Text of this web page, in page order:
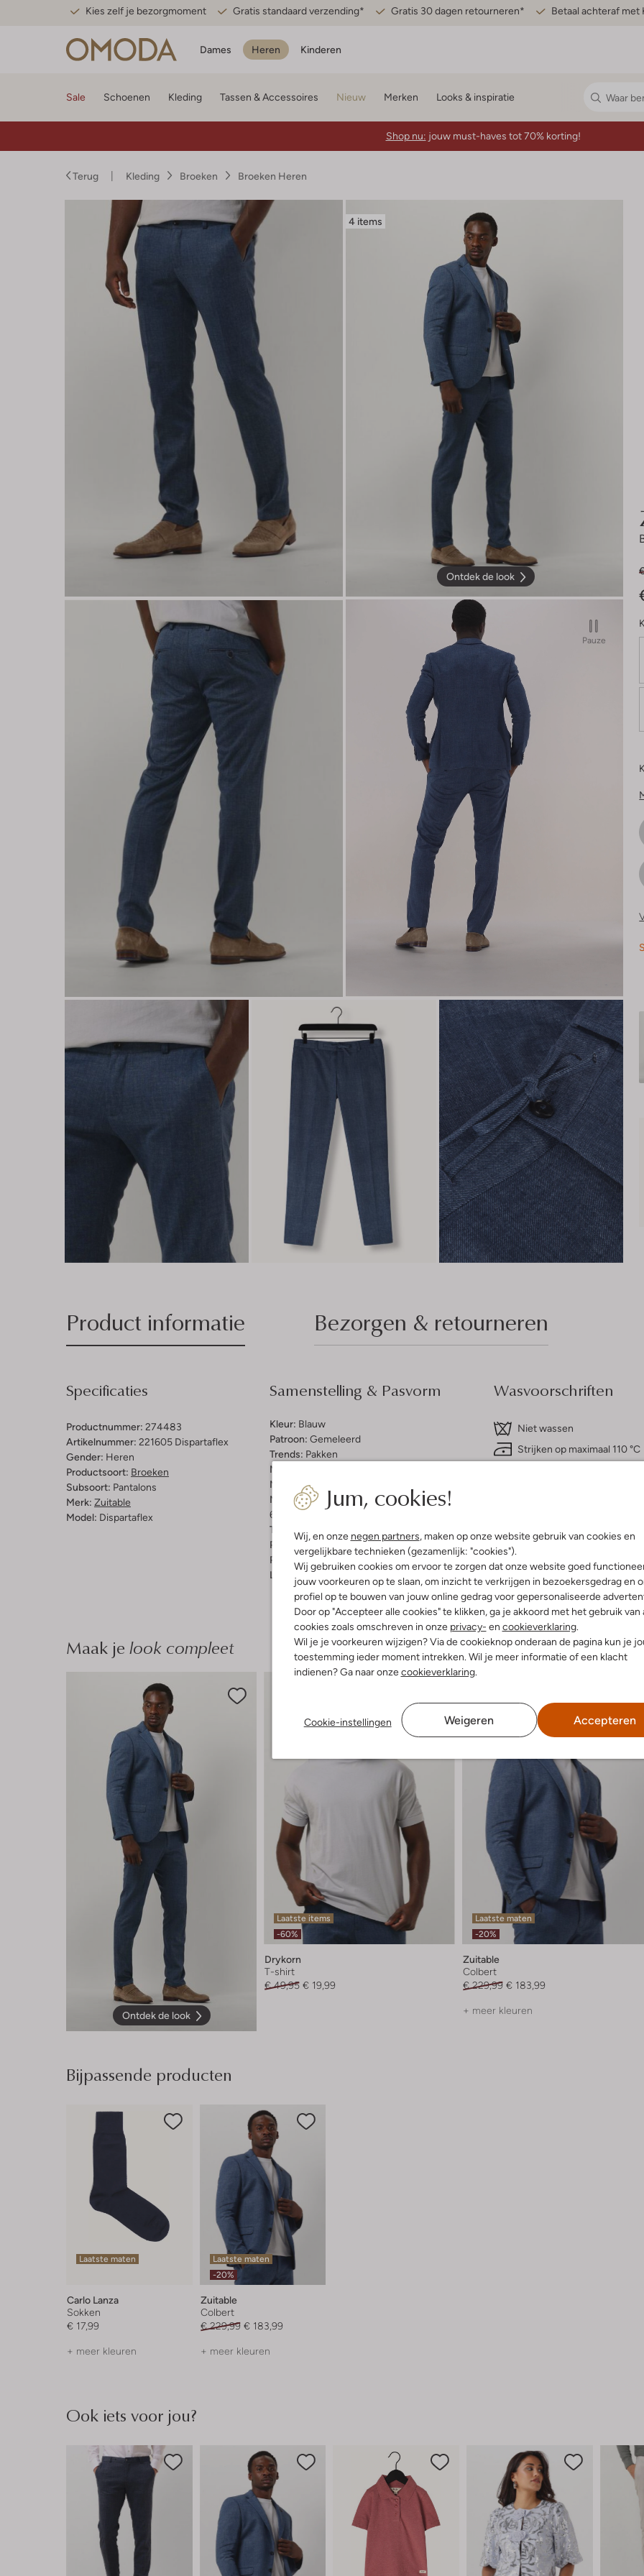
Kies zelf je bezorgmoment Gratis standaard verzending* Gratis 30 dagen retourneren* Betaal achteraf met
Dames Heren Kinderen
Jum, cookies!
Wij, en onze negen partners, maken op onze website gebruik van cookies en
vergelijkbare technieken (gezamenlijk: "cookies").
Wij gebruiken cookies om ervoor te zorgen dat onze website goed
jouw voorkeuren op te slaan, om inzicht te verkrijgen in bezoekersgedrag en
profiel op te bouwen van jouw online gedrag voor gepersonaliseerde
Door op "Accepteer alle cookies" te klikken, ga je akkoord met het gebruik van
cookies zoals omschreven in onze privacy- en cookieverklaring.
Wil je je voorkeuren wijzigen? Via de cookieknop onderaan de pagina kun je
toestemming ieder moment intrekken. Wil je meer informatie of een klacht
indienen? Ga naar onzecookieverklaring.
Cookie-instellingen Weigeren Accepteren
Sale Schoenen Kleding Tassen & Accessoires Nieuw Merken Looks & inspiratie
Shop nu: jouw must-haves tot 70% korting!
Terug Kleding Broeken Broeken Heren
4 items
Ontdek de look
Pauze
Product informatie Bezorgen & retourneren
Specificaties
Productnummer: 274483
Artikelnummer: 221605 Dispartaflex
Gender: Heren
Productsoort: Broeken
Subsoort: Pantalons
Merk: Zuitable
Model: Dispartaflex
Samenstelling & Pasvorm
Kleur: Blauw
Patroon: Gemeleerd
Trends: Pakken
Materiaal binnenkant:
Materiaal:
Materiaalpercentages:
67% Polyester, 25% Katoen En 8% Polyamide
Taillehoogte:
Pasvorm:
Regular Fit
Pasvorm:Slim
Lengte:
Lang
Wasvoorschriften
Niet wassen
Strijken op maximaal 110 °C
Maak je look compleet
Ontdek de look
Laatste items
-60%
Drykorn
T-shirt
€ 49,95 € 19,99
Laatste maten
-20%
Zuitable
Colbert
€ 229,99 € 183,99
+ meer kleuren
Bijpassende producten
Laatste maten
Carlo Lanza
Sokken
€ 17,99
+ meer kleuren
Laatste maten
-20%
Zuitable
Colbert
€ 229,99 € 183,99
+ meer kleuren
Ook iets voor jou?